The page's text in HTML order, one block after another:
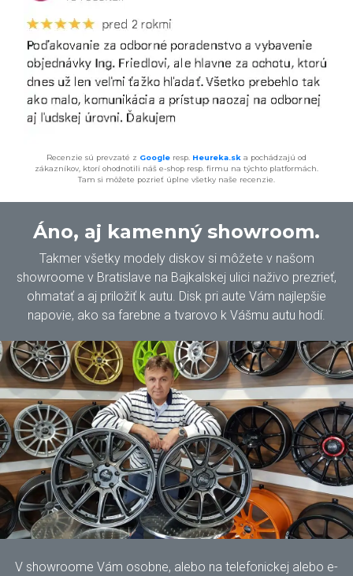
Recenzie sú prevzaté z Google resp. Heureka.sk a pochádzajú od
zákazníkov, ktorí ohodnotili náš e-shop resp. firmu na týchto platformách.
Tam si môžete pozrieť úplne všetky naše recenzie.
Áno, aj kamenný showroom.
Takmer všetky modely diskov si môžete v našom
showroome v Bratislave na Bajkalskej ulici naživo prezrieť,
ohmatať a aj priložiť k autu. Disk pri aute Vám najlepšie
napovie, ako sa farebne a tvarovo k Vášmu autu hodí.
V showroome Vám osobne, alebo na telefonickej alebo e-